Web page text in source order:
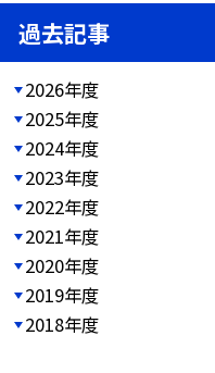
過去記事
2026年度
2025年度
2024年度
2023年度
2022年度
2021年度
2020年度
2019年度
2018年度